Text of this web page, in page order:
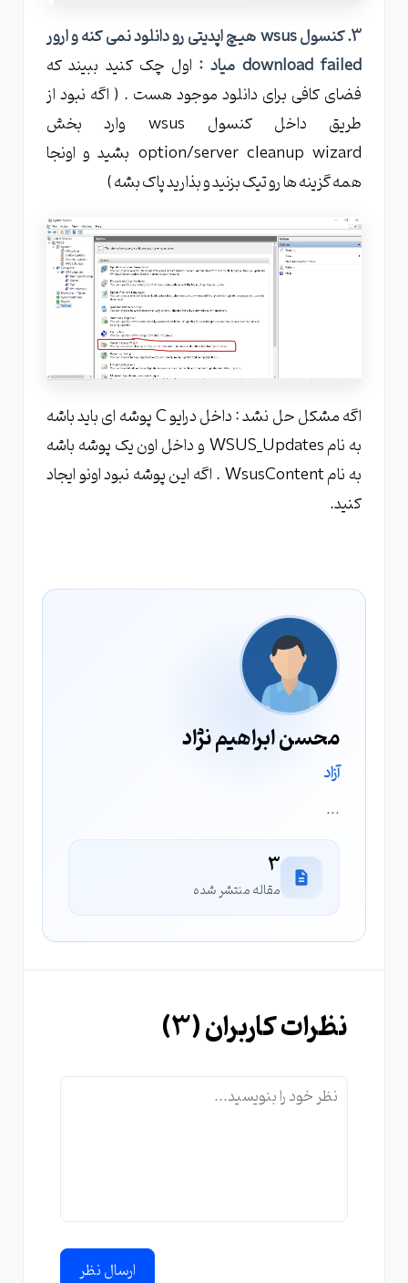
3. کنسول wsus هیچ اپدیتی رو دانلود نمی کنه و ارور
download failed میاد :
اول چک کنید ببیند که
فضای کافی برای دانلود موجود هست . ( اگه نبود از
طریق داخل کنسول wsus وارد بخش
option/server cleanup wizard بشید و اونجا
همه گزینه ها رو تیک بزنید و بذارید پاک بشه )
اگه مشکل حل نشد : داخل درایو C پوشه ای باید باشه
به نام WSUS_Updates و داخل اون یک پوشه باشه
به نام WsusContent . اگه این پوشه نبود اونو ایجاد
کنید.
محسن ابراهیم نژاد
آزاد
...
3
مقاله منتشر شده
نظرات کاربران (3
)
ارسال نظر